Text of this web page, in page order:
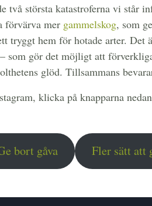
två största katastroferna vi står
förvärva mer gammelskog, som
tryggt hem för hotade arter. Det
som gör det möjligt att
glöd. Tillsammans
klicka på knapparna
bort gåva Fler sätt att